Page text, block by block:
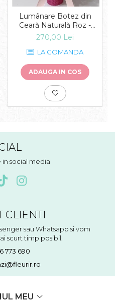
Lumânare Botez din
Ceară Naturală Roz -
Vibrația Culorilor
270,00 Lei
LA COMANDA
ADAUGA IN COS
social media
CLIENTI
sau Whatsapp si vom
scurt timp posibil.
773 690
MEU